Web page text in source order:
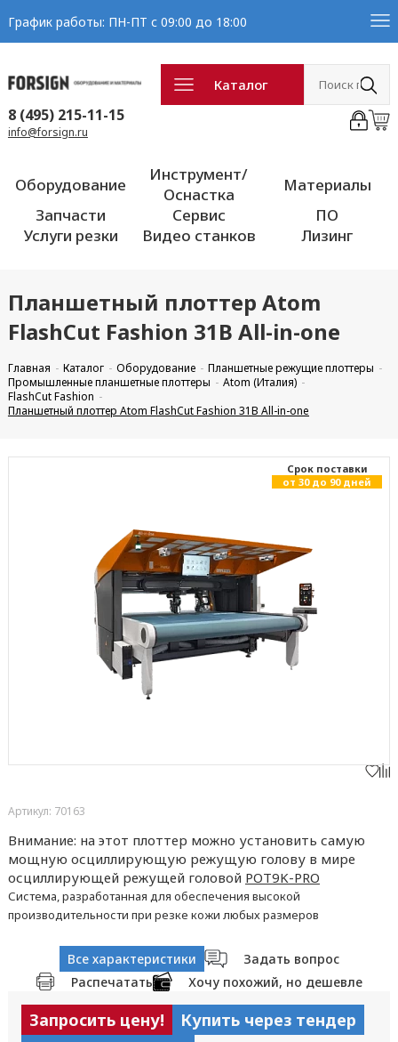
График работы: ПН-ПТ с 09:00 до 18:00
Каталог
8 (495) 215-11-15
info@forsign.ru
Оборудование
Инструмент/
Оснастка
Материалы
Запчасти
Сервис
ПО
Услуги резки
Видео станков Лизинг
Планшетный плоттер Atom
FlashCut Fashion 31B All-in-one
Главная Каталог Оборудование
Планшетные режущие плоттеры
Промышленные планшетные плоттеры
Atom (Италия)
FlashCut Fashion
Планшетный плоттер Atom FlashCut Fashion 31B All-in-one
Cрок поставки
от 30 до 90 дней
Артикул: 70163
Внимание: на этот плоттер можно установить самую
мощную осциллирующую режущую голову в мире
осциллирующей режущей головой POT9K-PRO
Система, разработанная для обеспечения высокой
производительности при резке кожи любых размеров
Все характеристики
Задать вопрос
Распечатать
Хочу похожий, но дешевле
Запросить цену!
Купить через тендер